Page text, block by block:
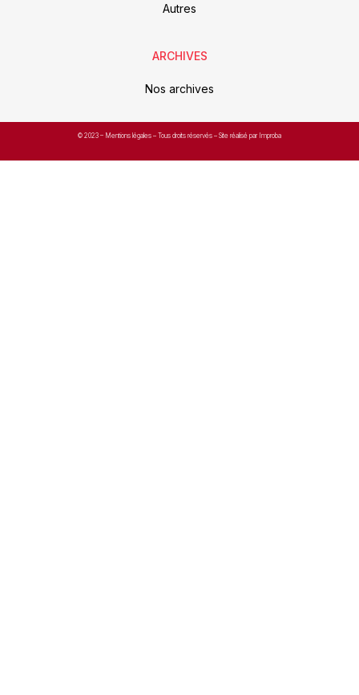
Autres
ARCHIVES
Nos archives
© 2023 – Mentions légales – Tous droits réservés – Site réalisé par Improba